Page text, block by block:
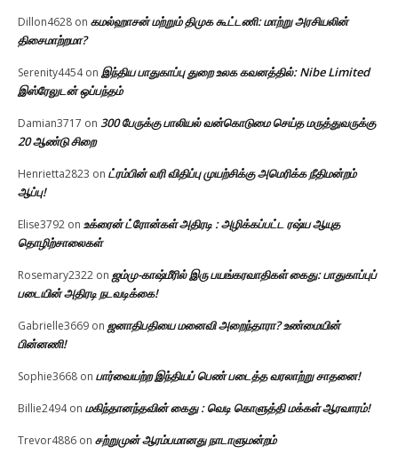
Dillon4628 on கமல்ஹாசன் மற்றும் திமுக கூட்டணி: மாற்று அரசியலின்
திசைமாற்றமா?
Serenity4454on இந்திய பாதுகாப்பு துறை உலக கவனத்தில்: Nibe Limited
இஸ்ரேலுடன் ஒப்பந்தம்
Damian3717 on 300 பேருக்கு பாலியல் வன்கொடுமை செய்த மருத்துவருக்கு
20 ஆண்டு சிறை
Henrietta2823 on ட்ரம்பின் வரி விதிப்பு முயற்சிக்கு அமெரிக்க நீதிமன்றம்
ஆப்பு!
Elise3792 on உக்ரைன் ட்ரோன்கள் அதிரடி : அழிக்கப்பட்ட ரஷ்ய ஆயுத
தொழிற்சாலைகள்
Rosemary2322 on ஜம்மு-காஷ்மீரில் இரு பயங்கரவாதிகள் கைது: பாதுகாப்புப்
படையின் அதிரடி நடவடிக்கை!
Gabrielle3669 on ஜனாதிபதியை மனைவி அறைந்தாரா? உண்மையின்
பின்னணி!
Sophie3668 on பார்வையற்ற இந்தியப் பெண் படைத்த வரலாற்று சாதனை!
Billie2494on மகிந்தானந்தவின் கைது : வெடி கொளுத்தி மக்கள் ஆரவாரம்!
Trevor4886 on சற்றுமுன் ஆரம்பமானது நாடாளுமன்றம்